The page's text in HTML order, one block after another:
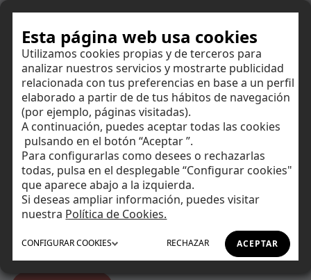
Esta página web usa cookies
Utilizamos cookies propias y de terceros para
analizar nuestros servicios y mostrarte publicidad
relacionada con tus preferencias en base a un perfil
elaborado a partir de de tus hábitos de navegación
(por ejemplo, páginas visitadas).
A continuación, puedes aceptar todas las cookies
pulsando en el botón “Aceptar ”.
Para configurarlas como desees o rechazarlas
todas, pulsa en el desplegable “Configurar cookies"
que aparece abajo a la izquierda.
Si deseas ampliar información, puedes visitar
nuestra Política de Cookies.
ACEPTAR
RECHAZAR
CONFIGURARCOOKIES
Ahorrar
Invertir
Tu día a día
2/6
Este número es indicativo del riesgo del producto, siendo 1/6
indicativo de menor riesgo y 6/6 de mayor riesgo.
El compromiso de devolución del capital (o, en su caso, del
100% del capital) solo es a vencimiento y la venta anticipada
puede provocar pérdidas.
Letras del Tesoro
Una alternativa para invertir en renta fija a corto plazo.